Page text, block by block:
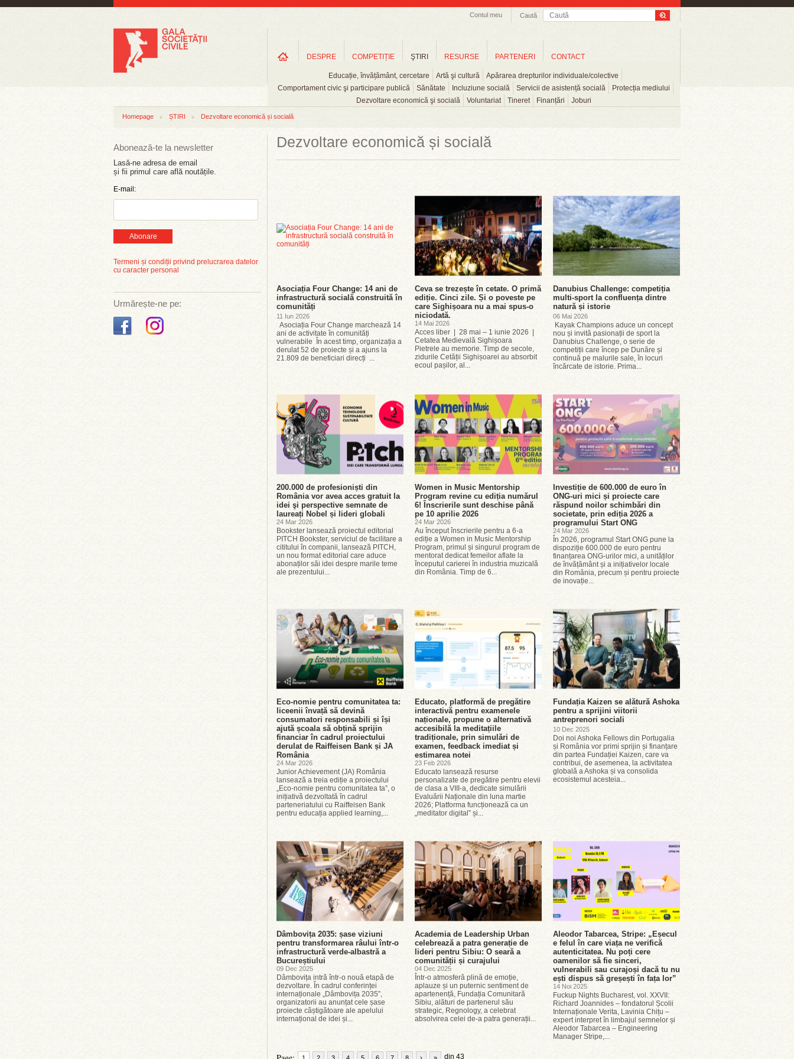
Caută
Contul meu
DESPRE COMPETIȚIE ŞTIRI
Educație, învățământ, cercetare Artă şi cultură
Apărarea drepturilor individuale/colective
Comportament civic şi participare publică
Sănătate Incluziune socială Servicii de asistență socială
Protecția mediului
Dezvoltare economică şi socială
Voluntariat Tineret Finanțări Joburi
RESURSE PARTENERI CONTACT
Homepage ȘTIRI Dezvoltare economică și socială
Abonează-te la newsletter
Lasă-ne adresa de email
și fii primul care află noutățile.
E-mail:
Abonare
Termeni și condiții privind prelucrarea datelor
cu caracter personal
Urmărește-ne pe:
Dezvoltare economică și socială
Asociația Four Change: 14 ani de
infrastructură socială construită în
comunități
11 Iun 2026
Asociația Four Change marchează 14
ani de activitate în comunități
vulnerabile În acest timp, organizația a
derulat 52 de proiecte și a ajuns la
21.809 de beneficiari direcți ...
Ceva se trezește în cetate. O primă
ediție. Cinci zile. Și o poveste pe
care Sighișoara nu a mai spus-o
niciodată.
14 Mai 2026
Acces liber | 28 mai – 1 iunie 2026 |
Cetatea Medievală Sighișoara
Pietrele au memorie. Timp de secole,
zidurile Cetății Sighișoarei au absorbit
ecoul pașilor, al...
Danubius Challenge: competiția
multi-sport la confluența dintre
natură și istorie
06 Mai 2026
Kayak Champions aduce un concept
nou și invită pasionații de sport la
Danubius Challenge, o serie de
competiții care încep pe Dunăre și
continuă pe malurile sale, în locuri
încărcate de istorie. Prima...
200.000 de profesioniști din
România vor avea acces gratuit la
idei şi perspective semnate de
laureați Nobel și lideri globali
24 Mar 2026
Bookster lansează proiectul editorial
PITCH Bookster, serviciul de facilitare a
cititului în companii, lansează PITCH,
un nou format editorial care aduce
abonaților săi idei despre marile teme
ale prezentului...
Women in Music Mentorship
Program revine cu ediția numărul
6! Înscrierile sunt deschise până
pe 10 aprilie 2026
24 Mar 2026
Au început înscrierile pentru a 6-a
ediție a Women in Music Mentorship
Program, primul și singurul program de
mentorat dedicat femeilor aflate la
începutul carierei în industria muzicală
din România. Timp de 6...
Investiție de 600.000 de euro în
ONG-uri mici și proiecte care
răspund noilor schimbări din
societate, prin ediția 2026 a
programului Start ONG
24 Mar 2026
În 2026, programul Start ONG pune la
dispoziție 600.000 de euro pentru
finanțarea ONG-urilor mici, a unităților
de învățământ și a inițiativelor locale
din România, precum și pentru proiecte
de inovație...
Eco-nomie pentru comunitatea ta:
liceenii învață să devină
consumatori responsabili și își
ajută școala să obțină sprijin
financiar în cadrul proiectului
derulat de Raiffeisen Bank și JA
România
24 Mar 2026
Junior Achievement (JA) România
lansează a treia ediție a proiectului
„Eco-nomie pentru comunitatea ta”, o
inițiativă dezvoltată în cadrul
parteneriatului cu Raiffeisen Bank
pentru educația applied learning,...
Educato, platformă de pregătire
interactivă pentru examenele
naționale, propune o alternativă
accesibilă la meditațiile
tradiționale, prin simulări de
examen, feedback imediat și
estimarea notei
23 Feb 2026
Educato lansează resurse
personalizate de pregătire pentru elevii
de clasa a VIII-a, dedicate simulării
Evaluării Naționale din luna martie
2026; Platforma funcționează ca un
„meditator digital” și...
Fundația Kaizen se alătură Ashoka
pentru a sprijini viitorii
antreprenori sociali
10 Dec 2025
Doi noi Ashoka Fellows din Portugalia
și România vor primi sprijin și finanțare
din partea Fundației Kaizen, care va
contribui, de asemenea, la activitatea
globală a Ashoka și va consolida
ecosistemul acesteia...
Dâmbovița 2035: șase viziuni
pentru transformarea râului într-o
infrastructură verde-albastră a
Bucureștiului
09 Dec 2025
Dâmbovița intră într-o nouă etapă de
dezvoltare. În cadrul conferinței
internaționale „Dâmbovița 2035”,
organizatorii au anunțat cele șase
proiecte câștigătoare ale apelului
internațional de idei și...
Academia de Leadership Urban
celebrează a patra generație de
lideri pentru Sibiu: O seară a
comunității și curajului
04 Dec 2025
Într-o atmosferă plină de emoție,
aplauze și un puternic sentiment de
apartenență, Fundația Comunitară
Sibiu, alături de partenerul său
strategic, Regnology, a celebrat
absolvirea celei de-a patra generații...
Aleodor Tabarcea, Stripe: „Eșecul
e felul în care viața ne verifică
autenticitatea. Nu poți cere
oamenilor să fie sinceri,
vulnerabili sau curajoși dacă tu nu
ești dispus să greșești în fața lor”
14 Noi 2025
Fuckup Nights Bucharest, vol. XXVII:
Richard Joannides – fondatorul Școlii
Internaționale Verita, Lavinia Chițu –
expert interpret în limbajul semnelor și
Aleodor Tabarcea – Engineering
Manager Stripe,...
din 43